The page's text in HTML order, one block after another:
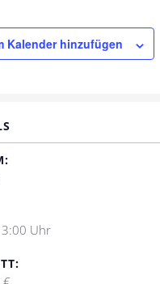
Kalender hinzufügen
Uhr